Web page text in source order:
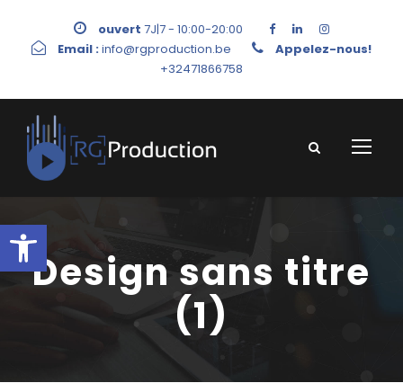
Ouvrir la barre d’outils
ouvert 7J|7 - 10:00-20:00
Email :info@rgproduction.be
Appelez-nous!
+32471866758
Design sans titre
(1)